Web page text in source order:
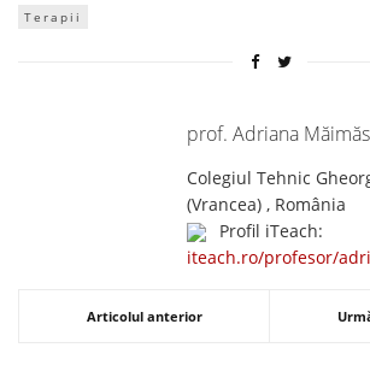
Terapii
prof. Adriana
Colegiul Tehnic
(Vrancea) , România
Profil iTeach:
iteach.ro/profesor/
Articolul anterior